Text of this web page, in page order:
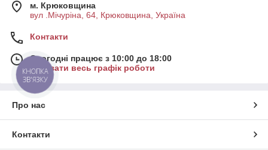
м. Крюковщина
вул .Мічуріна, 64, Крюковщина, Україна
Контакти
Сьогодні працює з 10:00 до 18:00
Показати весь графік роботи
Про нас
Контакти
КНОПКА
ЗВ'ЯЗКУ